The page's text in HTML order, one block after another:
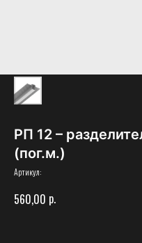
РП 12 –
(пог.м.)
Артикул:
560,00 р.